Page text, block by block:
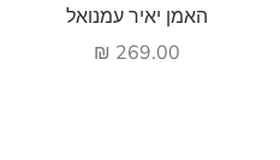
האמן יאיר עמנואל
מחיר מבצע
269.00 ₪